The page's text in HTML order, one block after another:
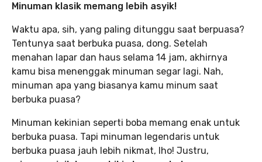
Minuman klasik memang lebih asyik!
Waktu apa, sih, yang paling ditunggu saat berpuasa?
Tentunya saat berbuka puasa, dong. Setelah
menahan lapar dan haus selama 14 jam, akhirnya
kamu bisa menenggak minuman segar lagi. Nah,
minuman apa yang biasanya kamu minum saat
berbuka puasa?
Minuman kekinian seperti boba memang enak untuk
berbuka puasa. Tapi minuman legendaris untuk
berbuka puasa jauh lebih nikmat, lho! Justru,